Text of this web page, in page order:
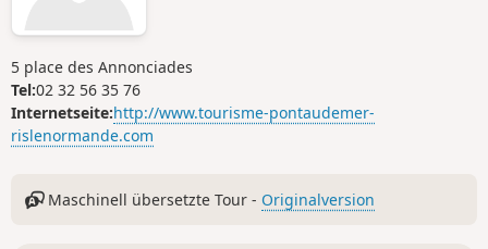
5 place des Annonciades
Tel:02 32 56 35 76
Internetseite:http://www.tourisme-pontaudemer-
rislenormande.com
Maschinell übersetzte Tour - Originalversion